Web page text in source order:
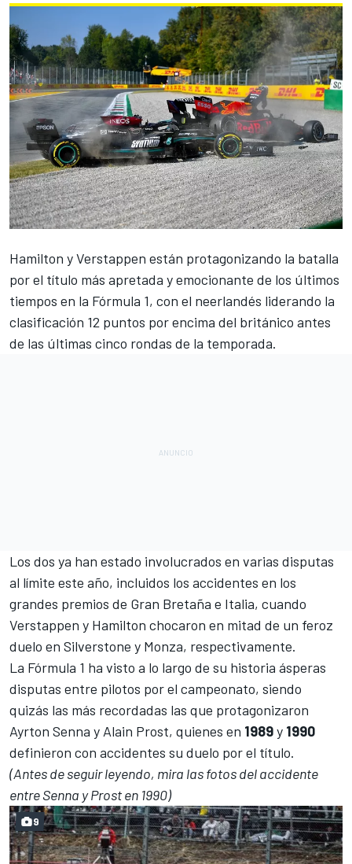
Hamilton yVerstappen están protagonizando la batalla
por el título más apretada y emocionante de los últimos
tiempos en la Fórmula 1, con el neerlandés liderando la
clasificación 12 puntos por encima del británico antes
de las últimas cinco rondas de la temporada.
Los dos ya han estado involucrados en varias disputas
al límite este año, incluidos los accidentes en los
grandes premios de Gran Bretaña e Italia, cuando
Verstappen y Hamilton chocaron en mitad de un feroz
duelo en Silverstone y Monza, respectivamente.
La Fórmula 1 ha visto a lo largo de su historia ásperas
disputas entre pilotos por el campeonato, siendo
quizás las más recordadas las que protagonizaron
Ayrton Senna y Alain Prost, quienes en 1989y 1990
definieron con accidentes su duelo por el título.
(Antes de seguir leyendo, mira las fotos del accidente
entre Senna y Prost en 1990)
9